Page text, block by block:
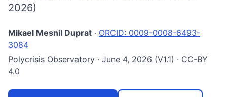
2026)
Mikael Mesnil Duprat · ORCID: 0009-0008-6493-
3084
Polycrisis Observatory · June 4, 2026 (V1.1) · CC-BY
4.0